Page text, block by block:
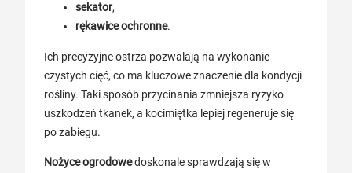
sekator,
rękawice ochronne.
Ich precyzyjne ostrza pozwalają na wykonanie
czystych cięć, co ma kluczowe znaczenie dla kondycji
rośliny. Taki sposób przycinania zmniejsza ryzyko
uszkodzeń tkanek, a kocimiętka lepiej regeneruje się
po zabiegu.
Nożyce ogrodowedoskonale sprawdzają się w